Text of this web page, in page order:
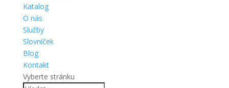
Katalog
O nás
Služby
Slovníček
Blog
Kontakt
Vyberte stránku